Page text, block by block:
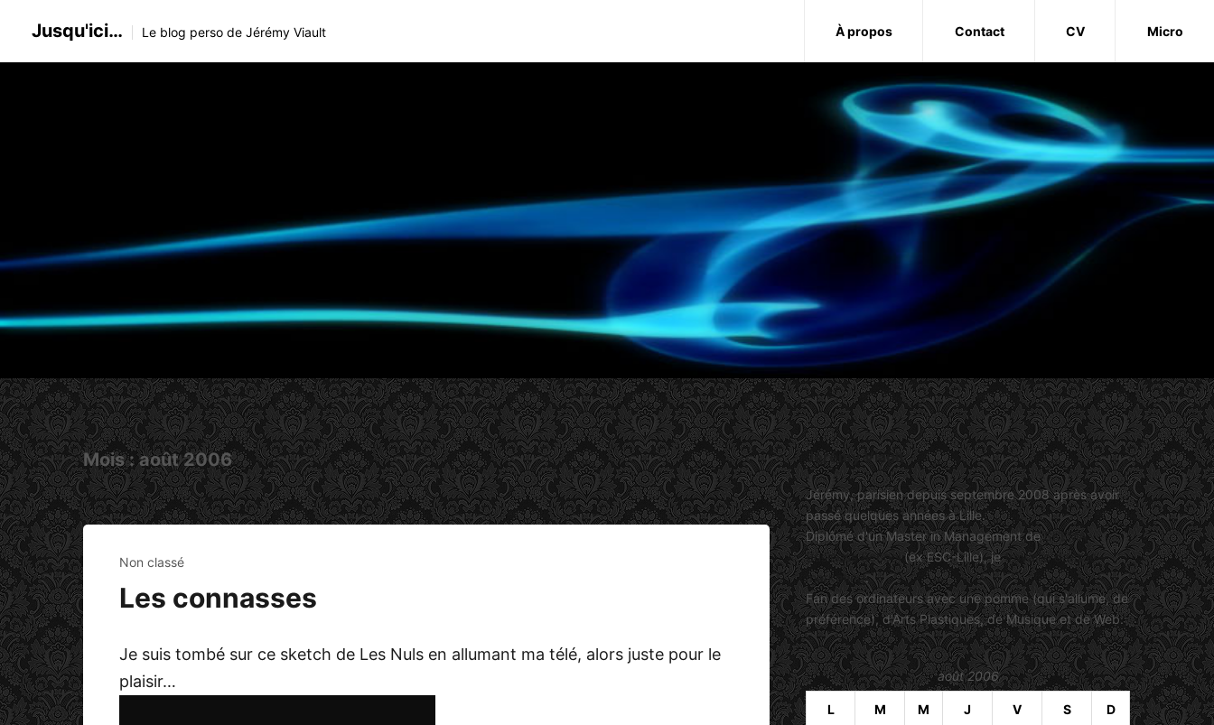
Jusqu'ici… Le blog perso de Jérémy Viault À propos Contact CV Micro
Mois :août 2006
Non classé
Les connasses
Je suis tombé sur ce sketch de Les Nuls en allumant ma télé, alors juste pour le
plaisir…
Jérémy Viault
Jérémy, parisien depuis septembre 2008 après avoir
passé quelques années à Lille.
Diplômé d'un Master in Management deSKEMA
Business School(ex ESC-Lille), jetravaille dans le
marketing.
Fan des ordinateurs avec une pomme (qui s'allume, de
préférence), d'Arts Plastiques, de Musique et de Web.
août 2006
L M M J V S D